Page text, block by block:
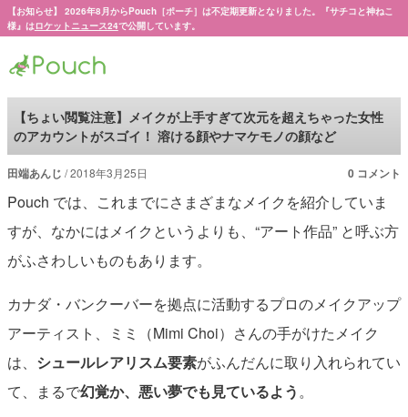
【お知らせ】 2026年8月からPouch［ポーチ］は不定期更新となりました。『サチコと神ねこ
様』はロケットニュース24で公開しています。
【ちょい閲覧注意】メイクが上手すぎて次元を超えちゃった女性
のアカウントがスゴイ！ 溶ける顔やナマケモノの顔など
田端あんじ 2018年3月25日 0 コメント
Pouch では、これまでにさまざまなメイクを紹介していま
すが、なかにはメイクというよりも、“アート作品” と呼ぶ方
がふさわしいものもあります。
カナダ・バンクーバーを拠点に活動するプロのメイクアップ
アーティスト、ミミ（Mimi Choi）さんの手がけたメイク
は、 シュールレアリスム要素がふんだんに取り入れられてい
て、まるで幻覚か、悪い夢でも見ているよう。